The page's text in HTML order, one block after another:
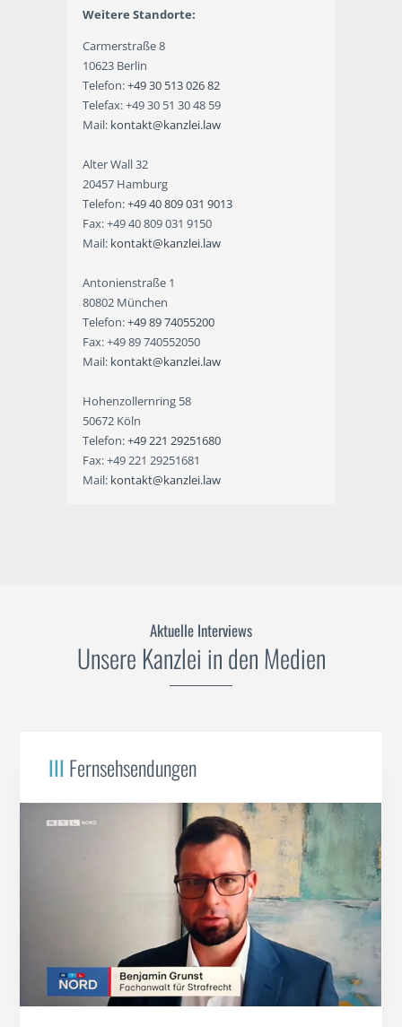
Weitere Standorte:
Carmerstraße 8
10623 Berlin
Telefon:+49 30 513 026 82
Telefax: +49 30 51 30 48 59
Mail: kontakt@kanzlei.law
Alter Wall 32
20457 Hamburg
Telefon:+49 40 809 031 9013
Fax: +49 40 809 031 9150
Mail: kontakt@kanzlei.law
Antonienstraße 1
80802 München
Telefon:+49 89 74055200
Fax: +49 89 740552050
Mail: kontakt@kanzlei.law
Hohenzollernring 58
50672 Köln
Telefon:+49 221 29251680
Fax: +49 221 29251681
Mail: kontakt@kanzlei.law
Aktuelle Interviews
Unsere Kanzlei in den Medien
III Fernsehsendungen